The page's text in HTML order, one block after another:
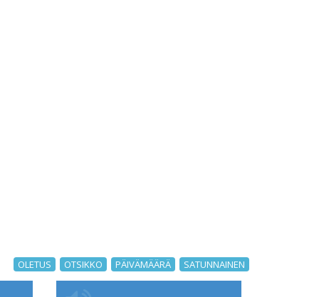
OLETUS
OTSIKKO PÄIVÄMÄÄRÄ SATUNNAINEN